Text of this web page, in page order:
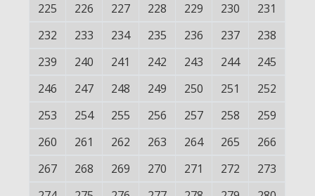
225
226 227 228 229 230
231
232
233 234 235 236 237
238
239
240 241 242 243 244
245
246
247 248 249 250 251
252
253
254 255 256 257 258
259
260
261 262 263 264 265
266
267
268 269 270 271 272
273